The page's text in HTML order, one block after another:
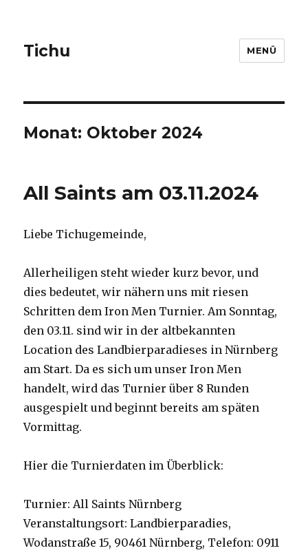
Tichu MENÜ
Monat: Oktober 2024
All Saints am 03.11.2024
Liebe Tichugemeinde,
Allerheiligen steht wieder kurz bevor, und
dies bedeutet, wir nähern uns mit riesen
Schritten dem Iron Men Turnier. Am Sonntag,
den 03.11. sind wir in der altbekannten
Location des Landbierparadieses in Nürnberg
am Start. Da es sich um unser Iron Men
handelt, wird das Turnier über 8 Runden
ausgespielt und beginnt bereits am späten
Vormittag.
Hier die Turnierdaten im Überblick:
Turnier: All Saints Nürnberg
Veranstaltungsort: Landbierparadies,
Wodanstraße 15, 90461 Nürnberg, Telefon: 0911